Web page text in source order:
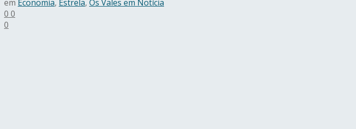
em Economia, Estrela, Os Vales em Notícia
0 0
0